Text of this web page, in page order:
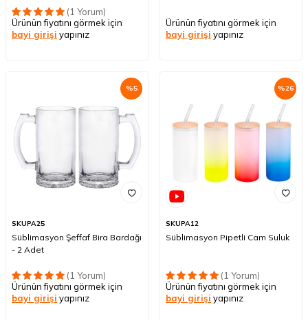
(1 Yorum)
Ürünün fiyatını görmek için
bayi girişi yapınız
Ürünün fiyatını görmek için
bayi girişi yapınız
%5
SKUPA25
Süblimasyon Şeffaf Bira Bardağı
- 2 Adet
(1 Yorum)
Ürünün fiyatını görmek için
bayi girişi yapınız
%26
SKUPA12
Süblimasyon Pipetli Cam Suluk
(1 Yorum)
Ürünün fiyatını görmek için
bayi girişi yapınız